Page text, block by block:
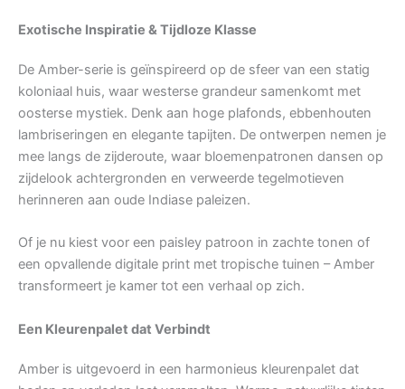
Exotische Inspiratie & Tijdloze Klasse
De Amber-serie is geïnspireerd op de sfeer van een statig
koloniaal huis, waar westerse grandeur samenkomt met
oosterse mystiek. Denk aan hoge plafonds, ebbenhouten
lambriseringen en elegante tapijten. De ontwerpen nemen je
mee langs de zijderoute, waar bloemenpatronen dansen op
zijdelook achtergronden en verweerde tegelmotieven
herinneren aan oude Indiase paleizen.
Of je nu kiest voor een paisley patroon in zachte tonen of
een opvallende digitale print met tropische tuinen – Amber
transformeert je kamer tot een verhaal op zich.
Een Kleurenpalet dat Verbindt
Amber is uitgevoerd in een harmonieus kleurenpalet dat